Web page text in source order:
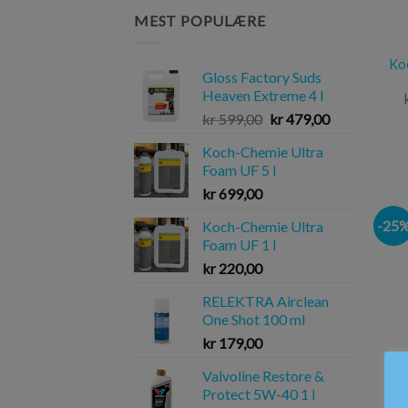
MEST POPULÆRE
Gloss Factory Suds
Heaven Extreme 4 l
kr599,00 kr479,00
Koch-Chemie Ultra
Foam UF 5 l
kr699,00
Koch-Chemie Ultra
Foam UF 1 l
kr 220,00
RELEKTRA Airclean
One Shot 100 ml
kr 179,00
Valvoline Restore &
Protect 5W-40 1 l
-